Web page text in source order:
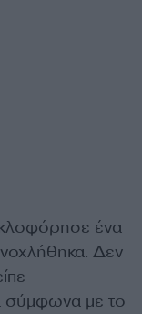
ένα
Δεν
σύμφωνα με το